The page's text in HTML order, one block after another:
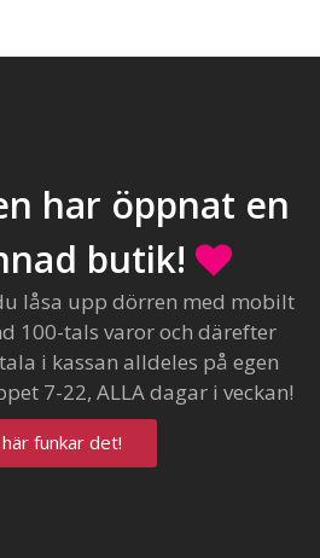
har öppnat en
butik!
låsa upp dörren med mobilt
100-tals varor och därefter
i kassan alldeles på egen
7-22, ALLA dagar i veckan!
här funkar det!